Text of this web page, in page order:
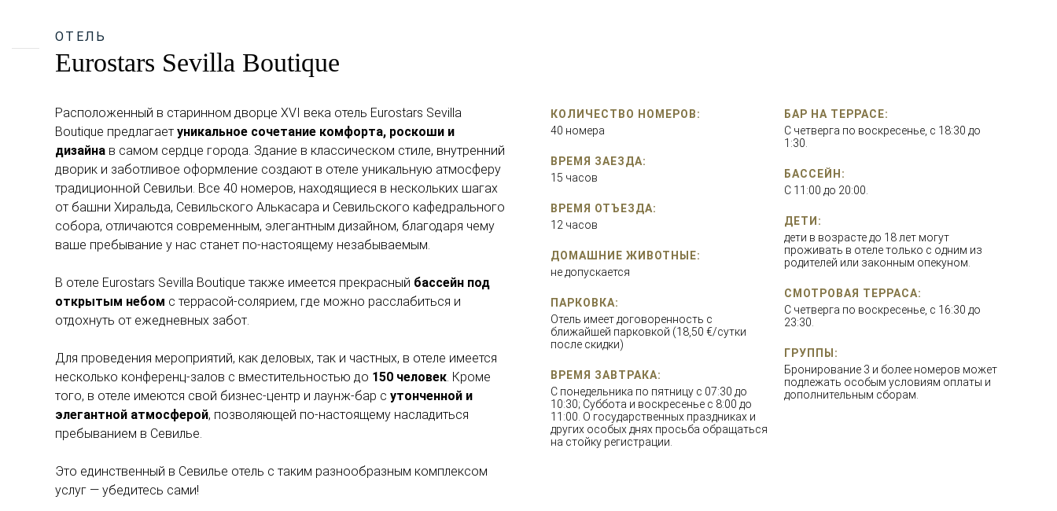
ОТЕЛЬ
Eurostars Sevilla Boutique
Расположенный в старинном дворце XVI века отель Eurostars Sevilla
Boutique предлагает уникальное сочетание комфорта, роскоши и
дизайна в самом сердце города. Здание в классическом стиле, внутренний
дворик и заботливое оформление создают в отеле уникальную атмосферу
традиционной Севильи. Все 40 номеров, находящиеся в нескольких шагах
от башни Хиральда, Севильского Алькасара и Севильского кафедрального
собора, отличаются современным, элегантным дизайном, благодаря чему
ваше пребывание у нас станет по-настоящему незабываемым.
В отеле Eurostars Sevilla Boutique также имеется прекрасный бассейн под
открытым небом с террасой-солярием, где можно расслабиться и
отдохнуть от ежедневных забот.
Для проведения мероприятий, как деловых, так и частных, в отеле имеется
несколько конференц-залов с вместительностью до 150 человек. Кроме
того, в отеле имеются свой бизнес-центр и лаунж-бар с утонченной и
элегантной атмосферой, позволяющей по-настоящему насладиться
пребыванием в Севилье.
Это единственный в Севилье отель с таким разнообразным комплексом
услуг — убедитесь сами!
КОЛИЧЕСТВО НОМЕРОВ:
40 номера
ВРЕМЯ ЗАЕЗДА:
15 часов
ВРЕМЯ ОТЪЕЗДА:
12 часов
ДОМАШНИЕ ЖИВОТНЫЕ:
не допускается
ПАРКОВКА:
Отель имеет договоренность с
ближайшей парковкой (18,50 €/сутки
после скидки)
ВРЕМЯ ЗАВТРАКА:
С понедельника по пятницу с 07:30 до
10:30; Суббота и воскресенье с 8:00 до
11:00. О государственных праздниках и
других особых днях просьба обращаться
на стойку регистрации.
БАР НА ТЕРРАСЕ:
С четверга по воскресенье, с 18:30 до
1:30.
БАССЕЙН:
С 11:00 до 20:00.
ДЕТИ:
дети в возрасте до 18 лет могут
проживать в отеле только с одним из
родителей или законным опекуном.
СМОТРОВАЯ ТЕРРАСА:
C четверга по воскресенье, с 16:30 до
23:30.
ГРУППЫ:
Бронирование 3 и более номеров может
подлежать особым условиям оплаты и
дополнительным сборам.